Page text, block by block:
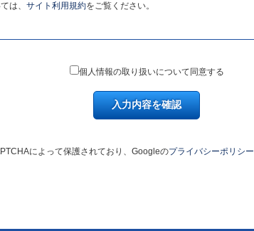
は、 サイト利用規約をご覧ください。
個人情報の取り扱いについて同意する
入力内容を確認
によって保護されており、Googleのプライバシーポリシー